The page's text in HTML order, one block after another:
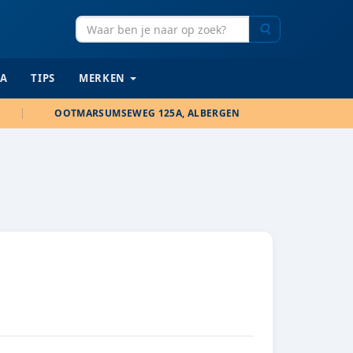
TIPS MERKEN
OOTMARSUMSEWEG 125A, ALBERGEN